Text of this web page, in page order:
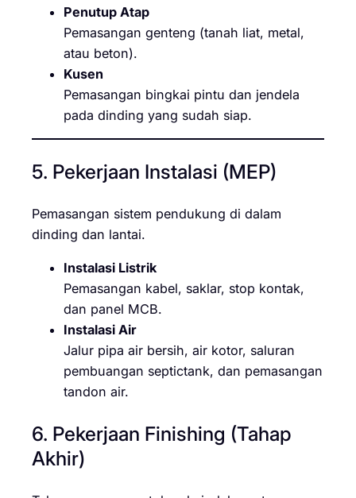
Penutup Atap
Pemasangan genteng (tanah liat, metal,
atau beton).
Kusen
Pemasangan bingkai pintu dan jendela
pada dinding yang sudah siap.
5. Pekerjaan Instalasi (MEP)
Pemasangan sistem pendukung di dalam
dinding dan lantai.
Instalasi Listrik
Pemasangan kabel, saklar, stop kontak,
dan panel MCB.
Instalasi Air
Jalur pipa air bersih, air kotor, saluran
pembuangan septictank, dan pemasangan
tandon air.
6. Pekerjaan Finishing (Tahap
Akhir)